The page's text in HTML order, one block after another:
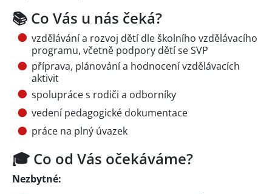
📚 Co Vás u nás čeká?
vzdělávání a rozvoj dětí dle školního vzdělávacího
programu, včetně podpory dětí se SVP
příprava, plánování a hodnocení vzdělávacích
aktivit
spolupráce s rodiči a odborníky
vedení pedagogické dokumentace
práce na plný úvazek
🎓 Co od Vás očekáváme?
Nezbytné: